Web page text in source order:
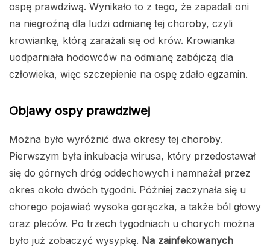
ospę prawdziwą. Wynikało to z tego, że zapadali oni
na niegroźną dla ludzi odmianę tej choroby, czyli
krowiankę, którą zarażali się od krów. Krowianka
uodparniała hodowców na odmianę zabójczą dla
człowieka, więc szczepienie na ospę zdało egzamin.
Objawy ospy prawdziwej
Można było wyróżnić dwa okresy tej choroby.
Pierwszym była inkubacja wirusa, który przedostawał
się do górnych dróg oddechowych i namnażał przez
okres około dwóch tygodni. Później zaczynała się u
chorego pojawiać wysoka gorączka, a także ból głowy
oraz pleców. Po trzech tygodniach u chorych można
było już zobaczyć wysypkę. Na zainfekowanych